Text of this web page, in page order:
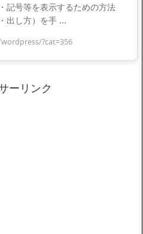
記号等を表示するための方法
出し方）を手 ...
?cat=356
ーリンク